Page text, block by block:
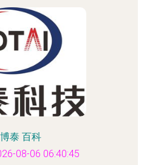
泰 百科
08-06 06:40:45